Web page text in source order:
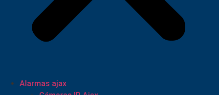
Alarmas ajax